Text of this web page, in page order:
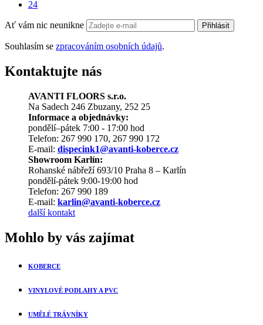
24
Ať vám nic neunikne Přihlásit
Souhlasím se zpracováním osobních údajů.
Kontaktujte nás
AVANTI FLOORS s.r.o.
Na Sadech 246 Zbuzany, 252 25
Informace a objednávky:
pondělí–pátek 7:00 - 17:00 hod
Telefon: 267 990 170, 267 990 172
E-mail: dispecink1@avanti-koberce.cz
Showroom Karlín:
Rohanské nábřeží 693/10 Praha 8 – Karlín
pondělí-pátek 9:00-19:00 hod
Telefon: 267 990 189
E-mail: karlin@avanti-koberce.cz
další kontakt
Mohlo by vás zajímat
KOBERCE
VINYLOVÉ PODLAHY A PVC
UMĚLÉ TRÁVNÍKY